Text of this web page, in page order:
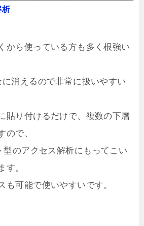
析
から使っている方も多く根強い
消えるので非常に扱いやすい
貼り付けるだけで、複数の下層
ので、
型のアクセス解析にもってこい
す。
も可能で使いやすいです。